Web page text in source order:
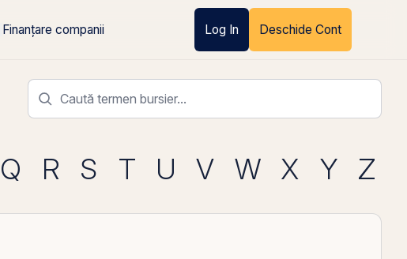
Finanțare companii Log In Deschide Cont
Q R S T U V W X Y Z